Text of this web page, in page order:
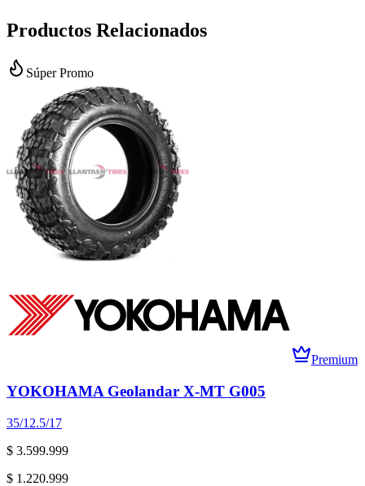
Productos Relacionados
Súper Promo
Premium
YOKOHAMA Geolandar X-MT G005
35/12.5/17
$ 3.599.999
$ 1.220.999